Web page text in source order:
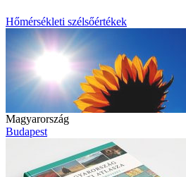
Hőmérsékleti szélsőértékek
Magyarország
Budapest